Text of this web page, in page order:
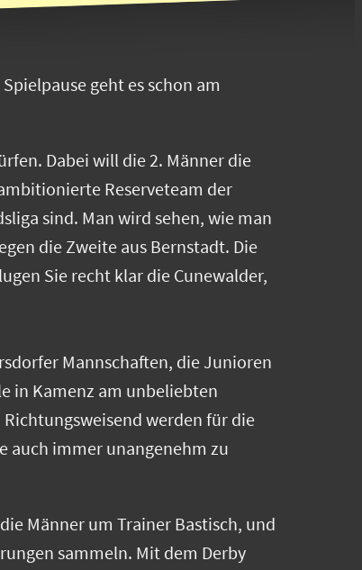
geht es schon am
Dabei will die 2. Männer die
Reserveteam der
sind. Man wird sehen, wie man
die Zweite aus Bernstadt. Die
Sie recht klar die Cunewalder,
Mannschaften, die Junioren
in Kamenz am unbeliebten
werden für die
auch immer unangenehm zu
Männer um Trainer Bastisch, und
sammeln. Mit dem Derby